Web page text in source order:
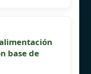
base de